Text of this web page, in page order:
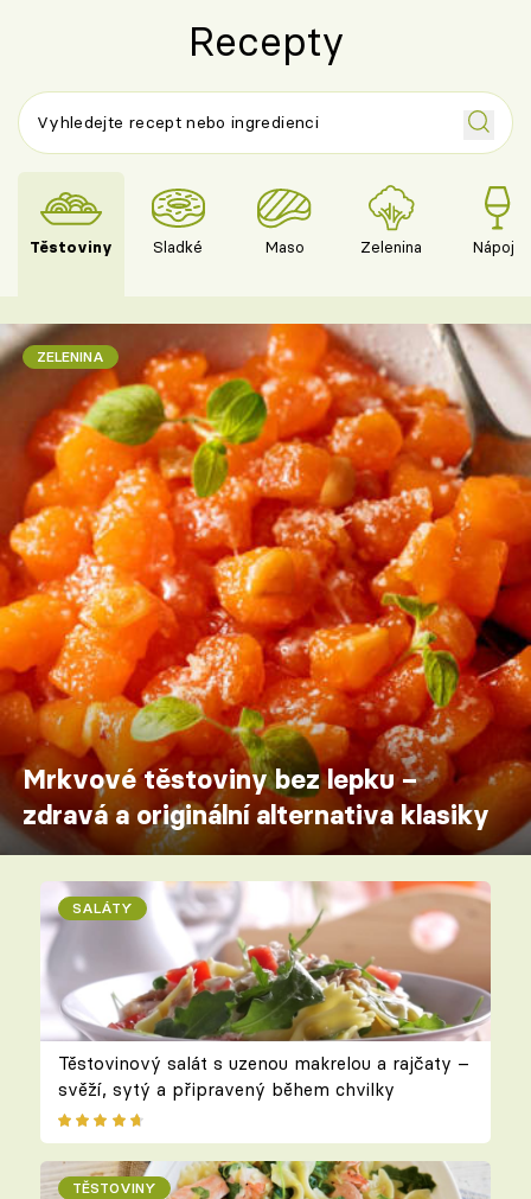
Recepty
Těstoviny Sladké Maso Zelenina Nápoje
ZELENINA
Mrkvové těstoviny bez lepku –
zdravá a originální alternativa klasiky
SALÁTY
Těstovinový salát s uzenou makrelou a rajčaty –
svěží, sytý a připravený během chvilky
TĚSTOVINY